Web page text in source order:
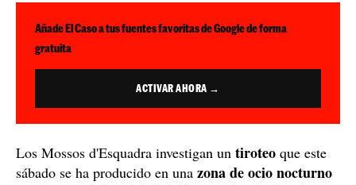
Añade El Caso a tus fuentes favoritas de Google de forma
gratuita
ACTIVAR AHORA →
Los Mossos d'Esquadra investigan un tiroteo que este
sábado se ha producido en una zona de ocio nocturno